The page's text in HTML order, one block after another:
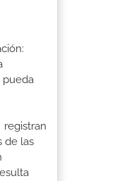
pueda
registran
de las